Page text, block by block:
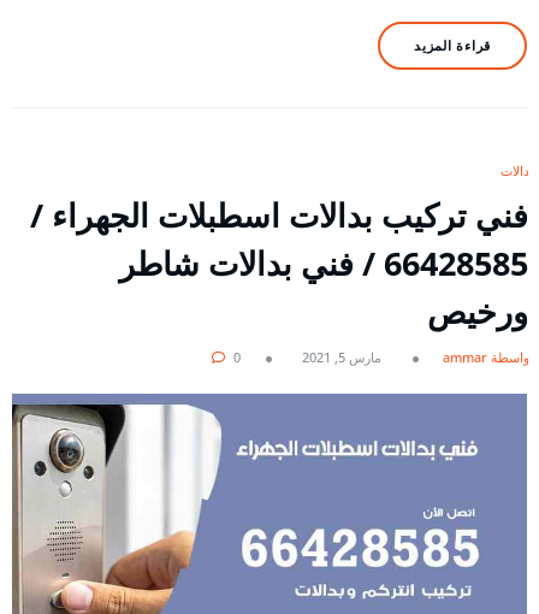
قراءة المزيد
بدالات
فني تركيب بدالات اسطبلات الجهراء /
66428585 / فني بدالات شاطر
ورخيص
بواسطة ammar مارس 5, 2021 0